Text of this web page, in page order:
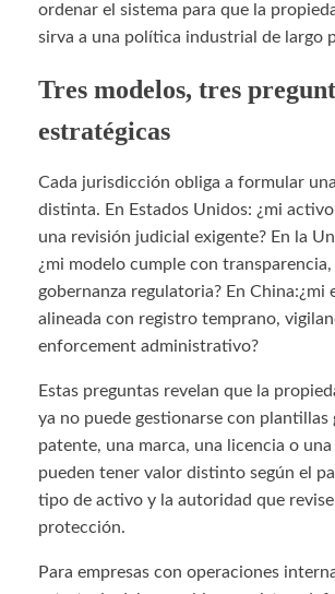
ordenar el sistema para que la
sirva a una política industrial de largo
Tres modelos, tres
estratégicas
Cada jurisdicción obliga a formular
distinta. En Estados Unidos: ¿mi
una revisión judicial exigente? En la
¿mi modelo cumple con
gobernanza regulatoria? En China:¿mi
alineada con registro temprano,
enforcement administrativo?
Estas preguntas revelan que la
ya no puede gestionarse con plantillas
patente, una marca, una licencia o
pueden tener valor distinto según el
tipo de activo y la autoridad que revise
protección.
Para empresas con operaciones